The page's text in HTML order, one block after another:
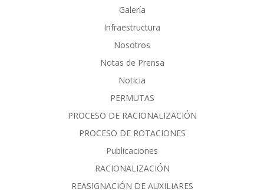
Galería
Infraestructura
Nosotros
Notas de Prensa
Noticia
PERMUTAS
PROCESO DE RACIONALIZACIÓN
PROCESO DE ROTACIONES
Publicaciones
RACIONALIZACIÓN
REASIGNACIÓN DE AUXILIARES